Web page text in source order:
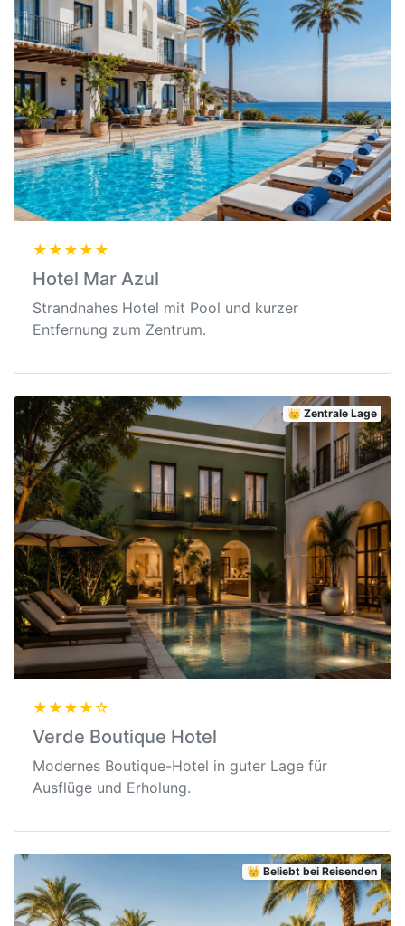
★★★★★
Hotel Mar Azul
Strandnahes Hotel mit Pool und kurzer
Entfernung zum Zentrum.
👑 Zentrale Lage
★★★★☆
Verde Boutique Hotel
Modernes Boutique-Hotel in guter Lage für
Ausflüge und Erholung.
👑 Beliebt bei Reisenden